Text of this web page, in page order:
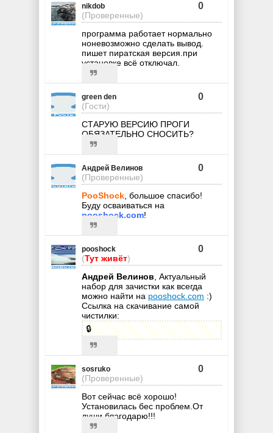
nikdob
(Проверенные)
0
программа работает нормально
ноневозможно сделать вывод.
пишет пиратская версия.при
установке всё отключал.
green den
(Гости)
0
СТАРУЮ ВЕРСИЮ ПРОГИ
ОБЯЗАТЕЛЬНО СНОСИТЬ?
Андрей Велинов
(Проверенные)
0
PooShock , большое спасибо!
Буду осваиваться на
pooshock.com!
pooshock
(Тут живёт)
0
Андрей Велинов , Актуальный
набор для зачистки как всегда
можно найти на pooshock.com :)
Ссылка на скачивание самой
чиcтилки:
🔒
sosruko
(Проверенные)
0
Вот сейчас всё хорошо!
Установилась бес проблем.От
души благодарю!!!